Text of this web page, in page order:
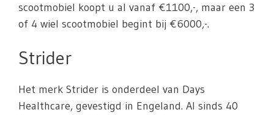
scootmobiel koopt u al vanaf €1100,-, maar een 3
of 4 wiel scootmobiel begint bij €6000,-.
Strider
Het merk Strider is onderdeel van Days
Healthcare, gevestigd in Engeland. Al sinds 40